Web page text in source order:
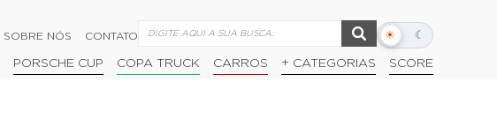
SOBRE NÓS CONTATO ☀ ☾
Alternar
escuro
PORSCHE CUP COPA TRUCK CARROS + CATEGORIAS SCORE